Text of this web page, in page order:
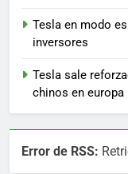
Tesla en modo
inversores
Tesla sale
chinos en europa
Error de RSS: